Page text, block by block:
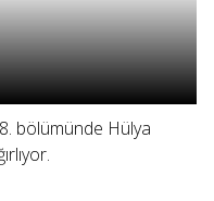
bölümünde Hülya